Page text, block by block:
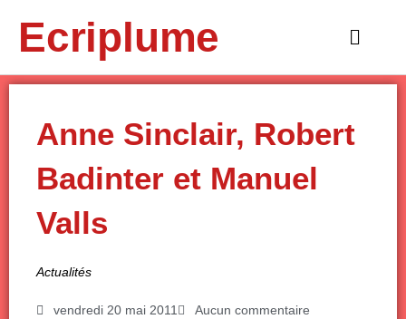
contenuEcriplume
Main
Anne Sinclair, Robert
Badinter et Manuel
Valls
Actualités
vendredi 20 mai 2011 Aucun commentaire